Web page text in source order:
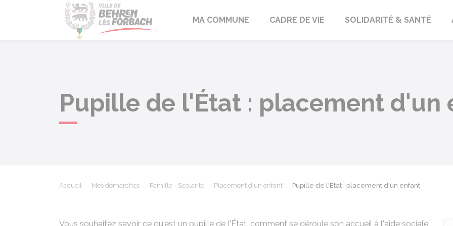
Behren-lès-Forbach
MA COMMUNE CADRE DE VIE SOLIDARITÉ & SANTÉ
Pupille de l'État : placement d'un
Accueil Mes démarches Famille - Scolarité Placement d'un enfant Pupille de l'État : placement d'un enfant
Vous souhaitez savoir ce qu'est un pupille de l'État, comment se déroule son accueil à l'aide sociale